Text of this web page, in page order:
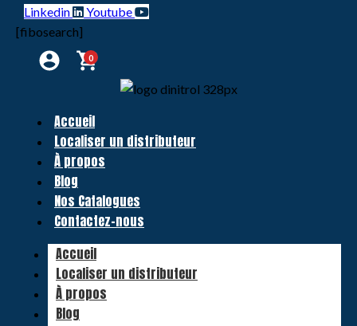
Linkedin
Youtube
[fibosearch]
0
Accueil
Localiser un distributeur
À propos
Blog
Nos Catalogues
Contactez-nous
Accueil
Localiser un distributeur
À propos
Blog